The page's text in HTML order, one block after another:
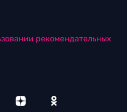
рекомендательных